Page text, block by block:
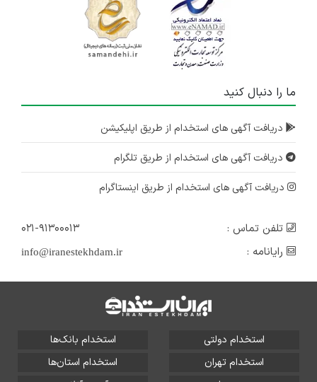
ما را دنبال کنید
دریافت آگهی های استخدام از طریق اپلیکیشن
دریافت آگهی های استخدام از طریق تلگرام
دریافت آگهی های استخدام از طریق اینستاگرام
تلفن تماس :
۰۲۱-۹۱۳۰۰۰۱۳
رایانامه :
info@iranestekhdam.ir
استخدام دولتی
استخدام بانک‌ها
استخدام تهران
استخدام استان‌ها